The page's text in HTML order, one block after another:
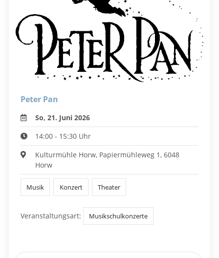
Peter Pan
So, 21. Juni 2026
14:00 - 15:30 Uhr
Kulturmühle Horw, Papiermühleweg 1, 6048
Horw
Musik Konzert Theater
Veranstaltungsart: Musikschulkonzerte